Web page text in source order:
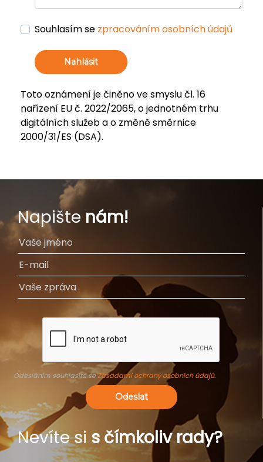
Souhlasím se zpracováním osobních údajů
Nahlásit
Toto oznámení je činěno ve smyslu čl. 16
nařízení EU č. 2022/2065, o jednotném trhu
digitálních služeb a o změně směrnice
2000/31/ES (DSA).
Napište nám!
Odesláním souhlasíte seZásadami ochrany osobních údajů.
Odeslat
Nevíte si s čímkoliv rady?